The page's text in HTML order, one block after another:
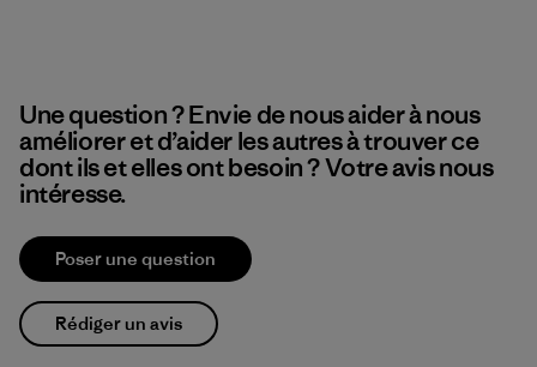
Une question ? Envie de nous aider à nous
améliorer et d’aider les autres à trouver ce
dont ils et elles ont besoin ? Votre avis nous
intéresse.
Poser une question
Rédiger un avis